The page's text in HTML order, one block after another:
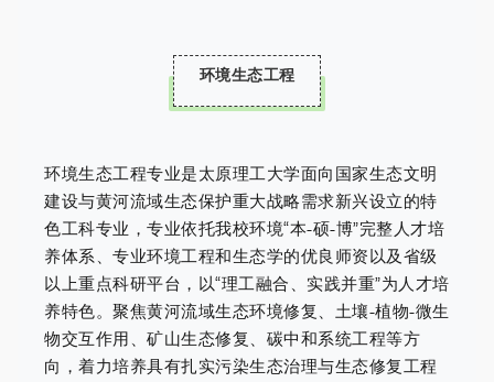
环境生态工程
环境生态工程专业是太原理工大学面向国家生态文明
建设与黄河流域生态保护重大战略需求新兴设立的特
色工科专业，专业依托我校环境“本-硕-博”完整人才培
养体系、专业环境工程和生态学的优良师资以及省级
以上重点科研平台，以“理工融合、实践并重”为人才培
养特色。聚焦黄河流域生态环境修复、土壤-植物-微生
物交互作用、矿山生态修复、碳中和系统工程等方
向，着力培养具有扎实污染生态治理与生态修复工程